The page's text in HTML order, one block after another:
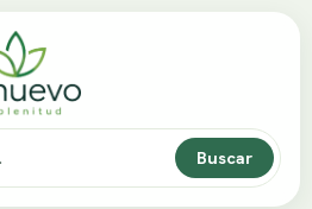
Buscar